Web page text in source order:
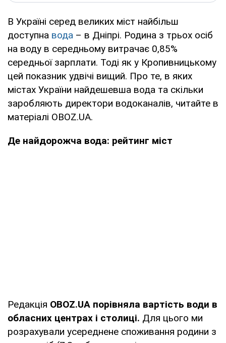
В Україні серед великих міст найбільш
доступна вода – в Дніпрі. Родина з трьох осіб
на воду в середньому витрачає 0,85%
середньої зарплати. Тоді як у Кропивницькому
цей показник удвічі вищий. Про те, в яких
містах України найдешевша вода та скільки
заробляють директори водоканалів, читайте в
матеріалі OBOZ.UA.
Де найдорожча вода: рейтинг міст
Редакція OBOZ.UA порівняла вартість води в
обласних центрах і столиці. Для цього ми
розрахували усереднене споживання родини з